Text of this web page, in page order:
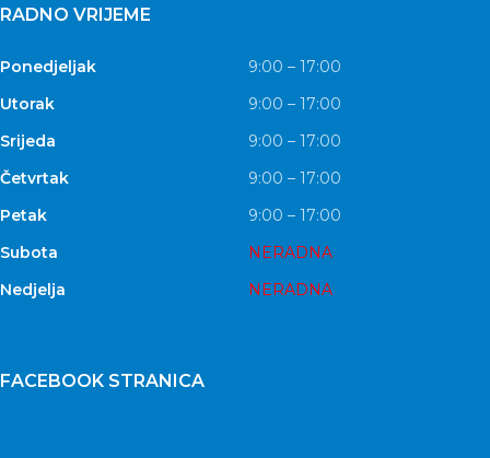
RADNO VRIJEME
Ponedjeljak
9:00 – 17:00
Utorak
9:00 – 17:00
Srijeda
9:00 – 17:00
Četvrtak
9:00 – 17:00
Petak
9:00 – 17:00
Subota
NERADNA
Nedjelja
NERADNA
FACEBOOK STRANICA